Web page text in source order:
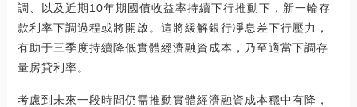
調、以及近期10年期國債收益率持續下行推動下，新一輪存
款利率下調過程或將開啟。這將緩解銀行凈息差下行壓力，
有助于三季度持續降低實體經濟融資成本，乃至適當下調存
量房貸利率。
考慮到未來一段時間仍需推動實體經濟融資成本穩中有降，